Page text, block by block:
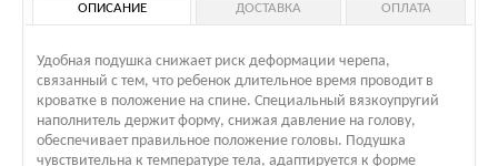
ОПИСАНИЕ ДОСТАВКА ОПЛАТА
Удобная подушка снижает риск деформации черепа,
связанный с тем, что ребенок длительное время проводит в
кроватке в положение на спине. Специальный вязкоупругий
наполнитель держит форму, снижая давление на голову,
обеспечивает правильное положение головы. Подушка
чувствительна к температуре тела, адаптируется к форме